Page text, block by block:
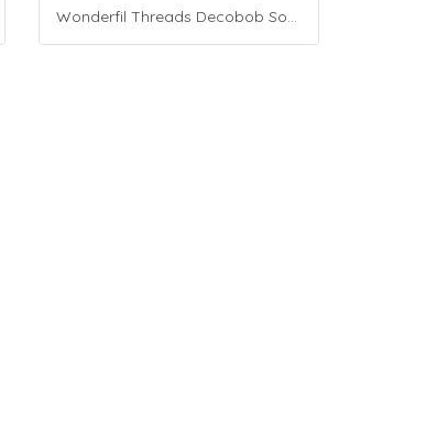
Wonderfil Threads Decobob Soft Tan 2000 Metre